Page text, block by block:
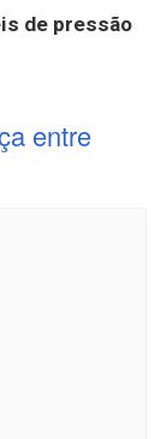
de pressão
entre